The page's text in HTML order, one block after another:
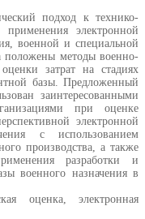
подход к технико-
применения электронной
военной и специальной
положены методы военно-
затрат на стадиях
базы. Предложенный
заинтересованными
при оценке
электронной
с использованием
производства, а также
разработки и
военного назначения в
оценка, электронная